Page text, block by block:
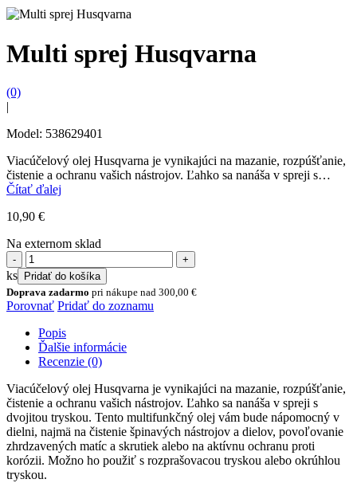
Multi sprej Husqvarna
(0)
|
Model: 538629401
Viacúčelový olej Husqvarna je vynikajúci na mazanie, rozpúšťanie,
čistenie a ochranu vašich nástrojov. Ľahko sa nanáša v spreji s
dvojitou tryskou. Tento multifunkčný olej vám...
Čítať ďalej
10,90 €
Na externom sklad
množstvo
Multi
sprej
Husqvarna
ks
Pridať do košíka
Doprava zadarmo pri nákupe nad 300,00 €
Porovnať Pridať do zoznamu
Popis
Ďalšie informácie
Recenzie (0)
Viacúčelový olej Husqvarna je vynikajúci na mazanie, rozpúšťanie,
čistenie a ochranu vašich nástrojov. Ľahko sa nanáša v spreji s
dvojitou tryskou. Tento multifunkčný olej vám bude nápomocný v
dielni, najmä na čistenie špinavých nástrojov a dielov, povoľovanie
zhrdzavených matíc a skrutiek alebo na aktívnu ochranu proti
korózii. Možno ho použiť s rozprašovacou tryskou alebo okrúhlou
tryskou.